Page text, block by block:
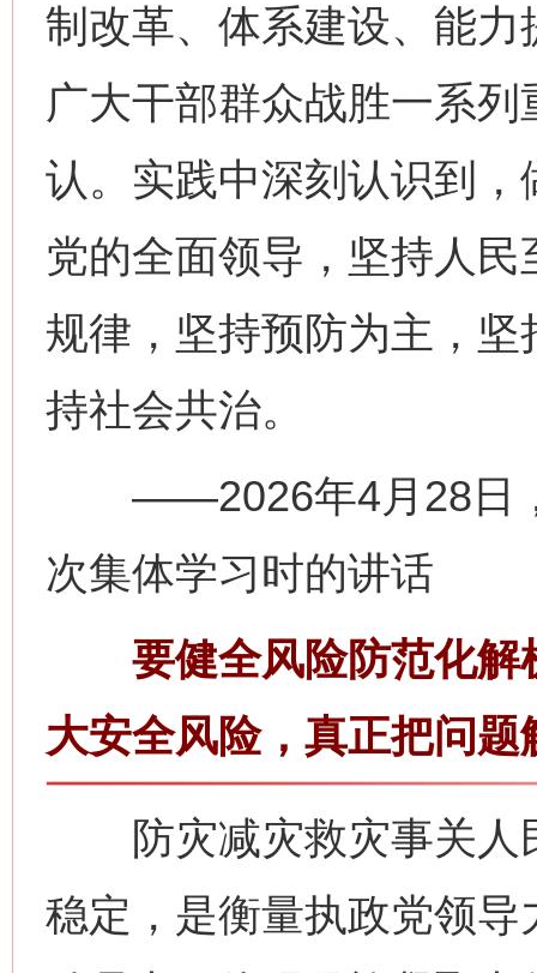
制改革、体系建设、能
广大干部群众战胜一系
认。实践中深刻认识到
党的全面领导，坚持人
规律，坚持预防为主，
持社会共治。
——2026年4月28日，
次集体学习时的讲话
要健全风险防范化解
大安全风险，真正把问
防灾减灾救灾事关人
稳定，是衡量执政党领